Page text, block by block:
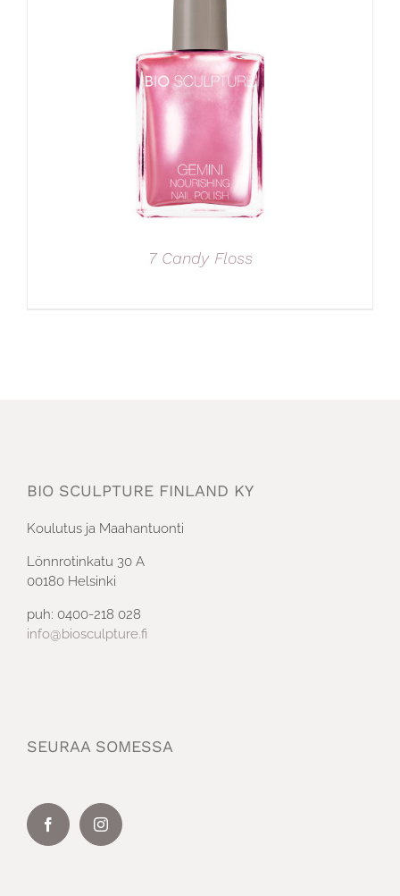
7 Candy Floss
BIO SCULPTURE FINLAND KY
Koulutus ja Maahantuonti
Lönnrotinkatu 30 A
00180 Helsinki
puh: 0400-218 028
info@biosculpture.fi
SEURAA SOMESSA